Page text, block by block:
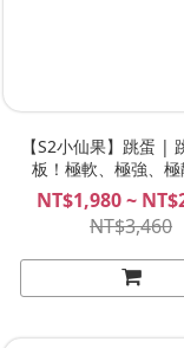
【S2小仙果】跳蛋 | 跳蛋天花
板！極軟、極強、極
GINI S2
NT$1,980 ~
NT$3,460